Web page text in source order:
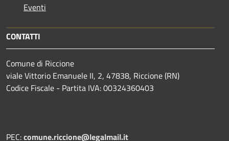
Eventi
CONTATTI
Comune di Riccione
viale Vittorio Emanuele II, 2, 47838, Riccione (RN)
Codice Fiscale - Partita IVA: 00324360403
PEC:comune.riccione@legalmail.it